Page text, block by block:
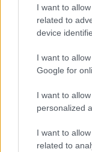
I want to
related to
device
I want to
Google for
I want to
personalized
I want to
related to
Tutti i biglietti
sono state le
Il Gratta e vinci
dal gruppo IGT,
guadagna
monopòli , è lo
Si stima in